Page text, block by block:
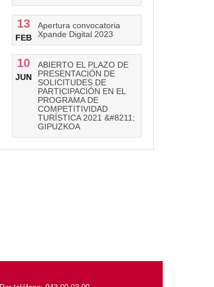
13
FEB
Apertura convocatoria
Xpande Digital 2023
10
JUN
ABIERTO EL PLAZO DE
PRESENTACIÓN DE
SOLICITUDES DE
PARTICIPACIÓN EN EL
PROGRAMA DE
COMPETITIVIDAD
TURÍSTICA 2021 &#8211;
GIPUZKOA